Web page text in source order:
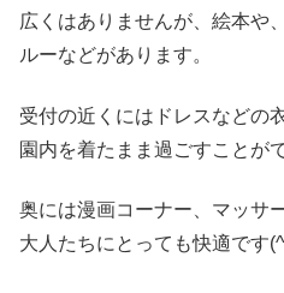
広くはありませんが、絵本や
ルーなどがあります。
受付の近くにはドレスなどの
園内を着たまま過ごすことが
奥には漫画コーナー、マッサ
大人たちにとっても快適です